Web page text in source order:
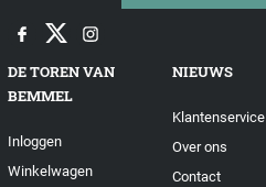
DE TOREN VAN
BEMMEL
Inloggen
Winkelwagen
NIEUWS
Klantenservice
Over ons
Contact